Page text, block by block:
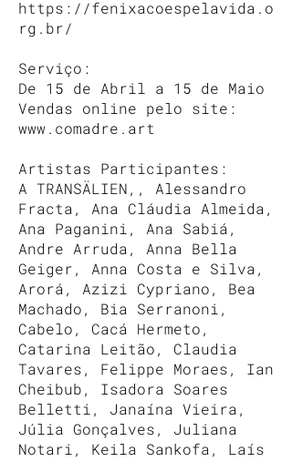
https://fenixacoespelavida.o
rg.br/
Serviço:
De 15 de Abril a 15 de Maio
Vendas online pelo site:
www.comadre.art
Artistas Participantes:
A TRANSÄLIEN,, Alessandro
Fracta, Ana Cláudia Almeida,
Ana Paganini, Ana Sabiá,
Andre Arruda, Anna Bella
Geiger, Anna Costa e Silva,
Arorá, Azizi Cypriano, Bea
Machado, Bia Serranoni,
Cabelo, Cacá Hermeto,
Catarina Leitão, Claudia
Tavares, Felippe Moraes, Ian
Cheibub, Isadora Soares
Belletti, Janaína Vieira,
Júlia Gonçalves, Juliana
Notari, Keila Sankofa, Laís